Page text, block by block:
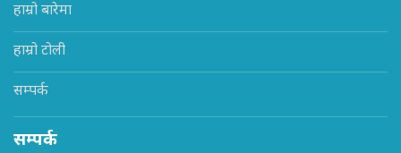
हाम्रो बारेमा
हाम्रो टोली
सम्पर्क
सम्पर्क